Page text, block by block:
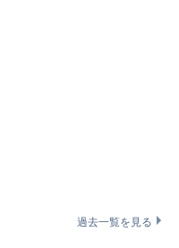
過去一覧を見る